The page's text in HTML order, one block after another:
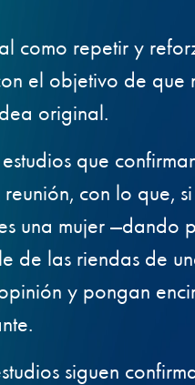
como repetir y
el objetivo de que
original.
que
con lo que,
una mujer —dando
de las riendas de
y pongan
siguen